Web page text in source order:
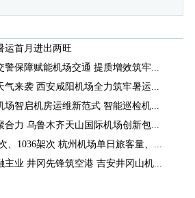
运首月进出两旺
警保障赋能机场交通 提质增效筑牢...
气来袭 西安咸阳机场全力筑牢暑运...
场智启机房运维新范式 智能巡检机...
合力 乌鲁木齐天山国际机场创新包...
、1036架次 杭州机场单日旅客量、...
主业 井冈先锋筑空港 吉安井冈山机...